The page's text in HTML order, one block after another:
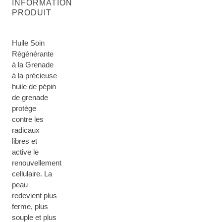
INFORMATION
PRODUIT
Huile Soin
Régénérante
à la Grenade
à la précieuse
huile de pépin
de grenade
protège
contre les
radicaux
libres et
active le
renouvellement
cellulaire. La
peau
redevient plus
ferme, plus
souple et plus